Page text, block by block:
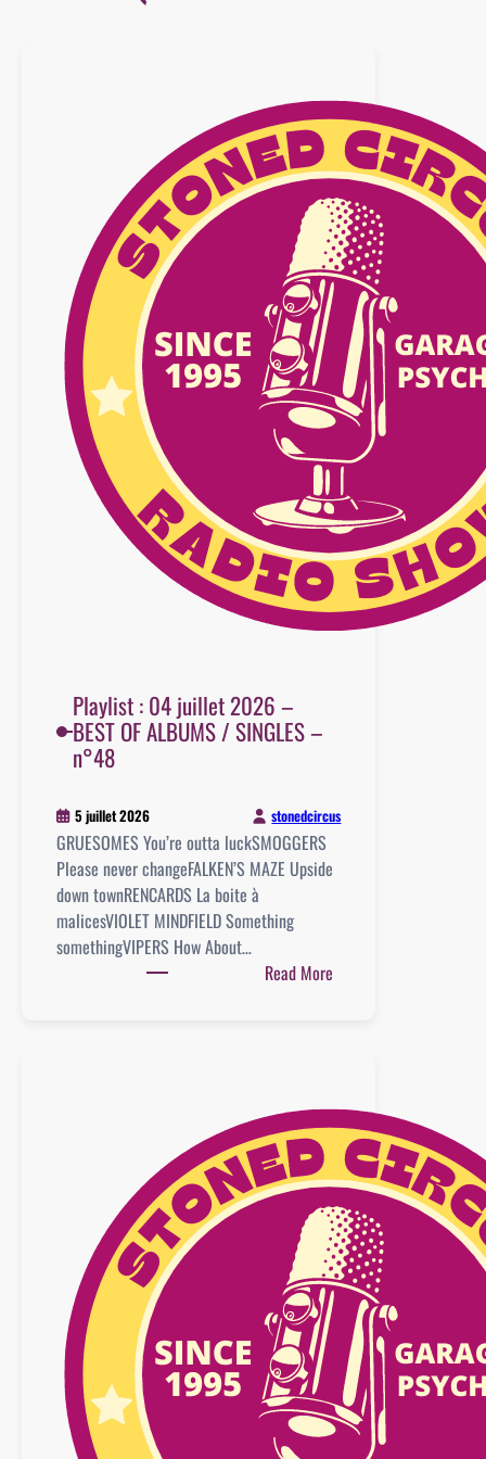
Playlist : 04 juillet 2026 –
BEST OF ALBUMS / SINGLES –
n°48
5 juillet 2026 stonedcircus
GRUESOMES You’re outta luckSMOGGERS
Please never changeFALKEN’S MAZE Upside
down townRENCARDS La boite à
malicesVIOLET MINDFIELD Something
somethingVIPERS How About…
Read More
2026
–
BEST
OF
ALBUMS
/
SINGLES
–
n°48